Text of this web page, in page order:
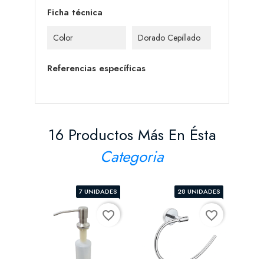
Ficha técnica
Color Dorado Cepillado
Referencias específicas
16 Productos Más En Ésta
Categoria
7 UNIDADES
favorite_border
28 UNIDADES
favorite_border